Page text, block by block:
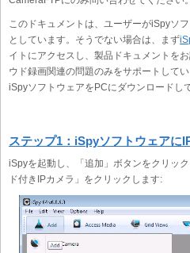
このドキュメントは、ユーザーがiSpyソ
としています。そうでない場合は、まず
イトにアクセスし、製品ドキュメントを
ウド録画関連の問題のみをサポートして
iSpyソフトウェアをPCにダウンロードし
ステップ1：iSpyソフトウェアに
iSpyを起動し、「追加」ボタンをクリッ
ド付きIPカメラ」をクリックします: